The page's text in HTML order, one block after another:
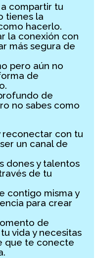
compartir tu
tienes la
hacerlo.
la conexión con
más segura de
pero aún no
de
de
no sabes como
reconectar con tu
un canal de
dones y talentos
de tu
contigo misma y
para crear
de
vida y necesitas
que te conecte